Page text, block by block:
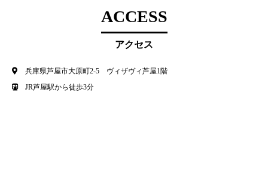
ACCESS
アクセス
兵庫県芦屋市大原町2-5 ヴィザヴィ芦屋1階
JR芦屋駅から徒歩3分